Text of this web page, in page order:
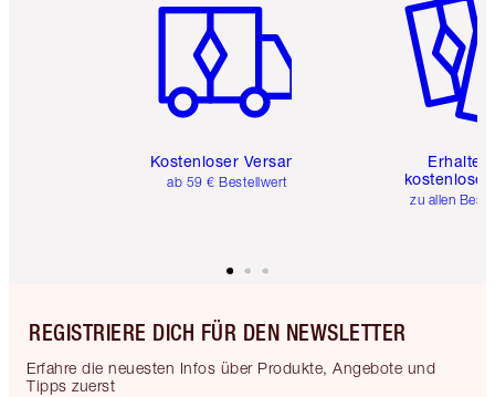
Kostenloser Versand
ab 59 € Bestellwert
Erhalte
kostenlose
zu allen
REGISTRIERE DICH FÜR DEN NEWSLETTER
Erfahre die neuesten Infos über Produkte, Angebote und
Tipps zuerst